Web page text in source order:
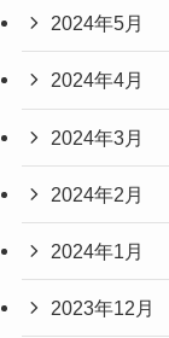
2024年5月
2024年4月
2024年3月
2024年2月
2024年1月
2023年12月